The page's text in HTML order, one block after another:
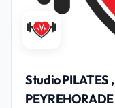
Studio PILATES